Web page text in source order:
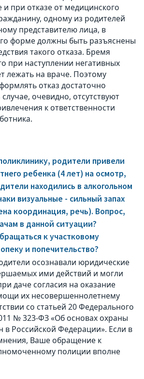
при отказе от медицинского
одному из родителей
представителю лица, в
форме должны быть разъяснены
такого отказа. Бремя
при наступлении негативных
лежать на враче. Поэтому
отказ достаточно
очевидно, отсутствуют
к ответственности
родители привели
ребенка (4 лет) на осмотр,
находились в алкогольном
визуальные - сильный запах
координация, речь). Вопрос,
в данной ситуации?
к участковому
и попечительство?
осознавали юридические
ими действий и могли
даче согласия на оказание
их несовершеннолетнему
со статьей 20 Федерального
№ 323-ФЗ «Об основах охраны
в Российской Федерации». Если в
Ваше обращение к
полиции вполне